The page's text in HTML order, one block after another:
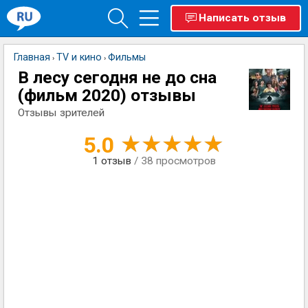
Написать отзыв
Главная › TV и кино › Фильмы
В лесу сегодня не до сна
(фильм 2020) отзывы
Отзывы зрителей
5.0
1 отзыв / 38 просмотров